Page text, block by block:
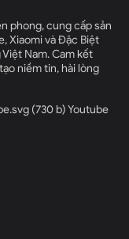
những tấm ảnh
biến cũng tăng
phong, cung cấp sản
Xiaomi và Đặc Biệt
Nam. Cam kết
niềm tin, hài lòng
Youtube